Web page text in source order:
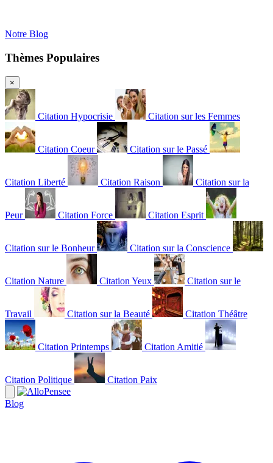
Notre Blog
Thèmes Populaires
×
Citation Hypocrisie Citation sur les Femmes
Citation Coeur Citation sur le Passé
Citation Liberté Citation Raison Citation sur la
Peur Citation Force Citation Esprit
Citation sur le Bonheur Citation sur la Conscience
Citation Nature Citation Yeux Citation sur le
Travail Citation sur la Beauté Citation Théâtre
Citation Printemps Citation Amitié
Citation Politique Citation Paix
Blog